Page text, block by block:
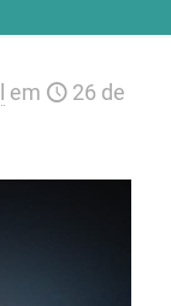
em
26 de